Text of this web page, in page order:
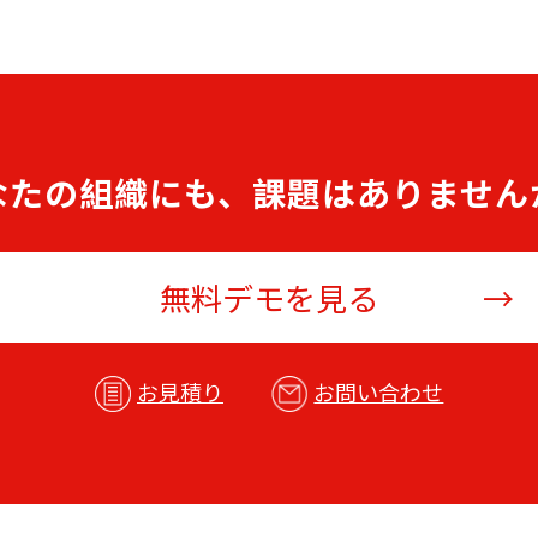
の組織にも、課題はありませ
無料デモを見る
お見積り お問い合わせ